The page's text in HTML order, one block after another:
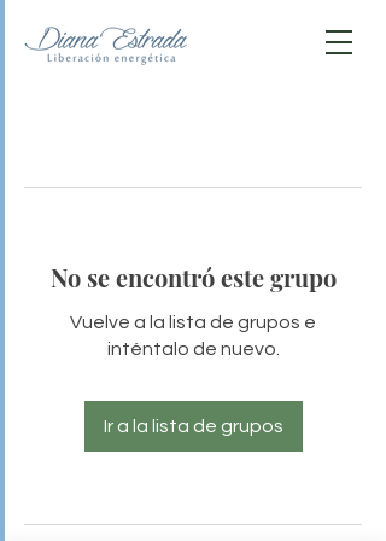
No se encontró este grupo
Vuelve a la lista de grupos e
inténtalo de nuevo.
Ir a la lista de grupos